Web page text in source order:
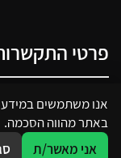
פרטי
050-7250341
מבצע דקל 22, פתח תקווה
אנו משתמשים
באתר מהווה הסכמה.
אני מאשר/ת